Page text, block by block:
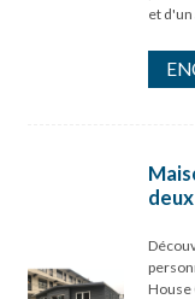
et d'un
House